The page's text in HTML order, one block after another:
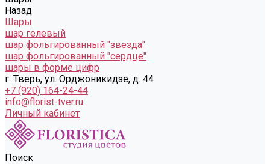
Назад
Шары
шар гелевый
шар фольгированный "звезда"
шар фольгированный "сердце"
шары в форме цифр
г. Тверь, ул. Орджоникидзе, д. 44
+7 (920) 164-24-44
info@florist-tver.ru
Личный кабинет
Поиск